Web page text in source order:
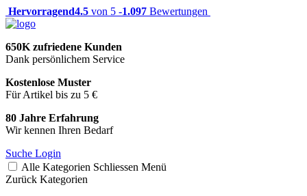
Hervorragend4.5 von 5 -1.097 Bewertungen
650K zufriedene Kunden
Dank persönlichem Service
Kostenlose Muster
Für Artikel bis zu 5 €
80 Jahre Erfahrung
Wir kennen Ihren Bedarf
Suche Login
Alle Kategorien Schliessen Menü
Zurück Kategorien